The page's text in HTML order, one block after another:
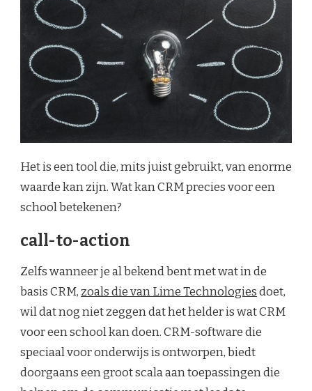
Het is een tool die, mits juist gebruikt, van enorme
waarde kan zijn. Wat kan CRM precies voor een
school betekenen?
call-to-action
Zelfs wanneer je al bekend bent met wat in de
basis CRM, zoals die van Lime Technologiesdoet,
wil dat nog niet zeggen dat het helder is wat CRM
voor een school kan doen. CRM-software die
speciaal voor onderwijs is ontworpen, biedt
doorgaans een groot scala aan toepassingen die